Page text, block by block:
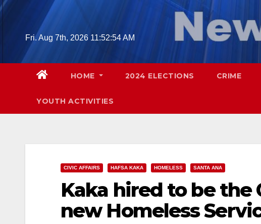
Skip
Fri. Aug 7th, 2026 11:52:55 AM
HOME 2024 ELECTIONS CRIME
YOUTH ACTIVITIES
CIVIC AFFAIRS HAFSA KAKA HOMELESS SANTA ANA
Kaka hired to be the
new Homeless